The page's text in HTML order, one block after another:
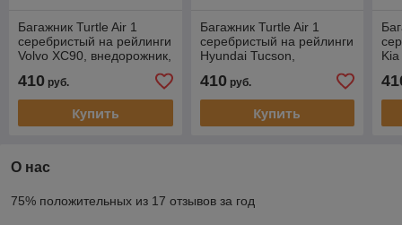
Багажник Turtle Air 1
серебристый на рейлинги
Volvo XC90, внедорожник,
410 руб.
Купить
Багажник Turtle Air 1
серебристый на рейлинги
Hyundai Tucson,
внедорожник, 2004-2016
410руб.
Купить
О нас
75% положительных из 17 отзывов за год